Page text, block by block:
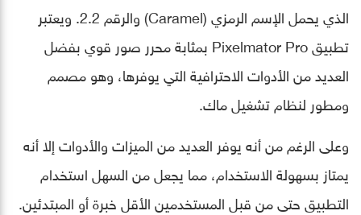
الذي يحمل الإسم الرمزي (Caramel) والرقم 2.2. ويعتبر
تطبيق Pixelmator Pro بمثابة محرر صور قوي بفضل
العديد من الأدوات الاحترافية التي يوفرها، وهو مصمم
ومطور لنظام تشغيل ماك.
وعلى الرغم من أنه يوفر العديد من الميزات والأدوات إلا أنه
يمتاز بسهولة الاستخدام، مما يجعل من السهل استخدام
التطبيق حتى من قبل المستخدمين الأقل خبرة أو المبتدئين.